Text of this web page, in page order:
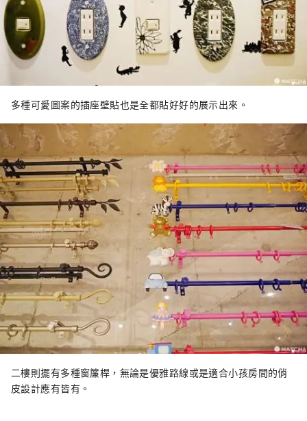
多種可愛圖案的插座壁貼也是全都貼好好的展示出來。
二樓則擺有多種窗簾桿，無論是優雅路線或是適合小孩房間的俏
皮設計應有皆有。